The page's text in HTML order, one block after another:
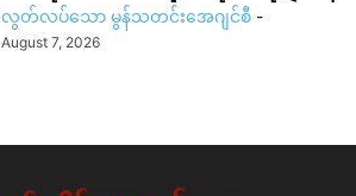
လွတ်လပ်သော မွန်သတင်းအေဂျင်စီ -
August 7, 2026